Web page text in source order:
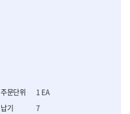
1 EA
7